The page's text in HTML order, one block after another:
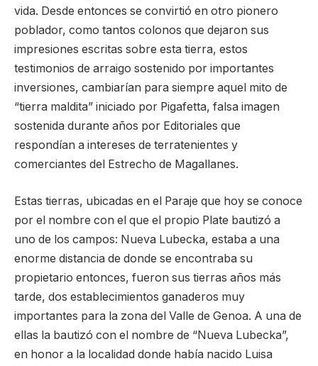
vida. Desde entonces se convirtió en otro pionero
poblador, como tantos colonos que dejaron sus
impresiones escritas sobre esta tierra, estos
testimonios de arraigo sostenido por importantes
inversiones, cambiarían para siempre aquel mito de
“tierra maldita” iniciado por Pigafetta, falsa imagen
sostenida durante años por Editoriales que
respondían a intereses de terratenientes y
comerciantes del Estrecho de Magallanes.
Estas tierras, ubicadas en el Paraje que hoy se conoce
por el nombre con el que el propio Plate bautizó a
uno de los campos: Nueva Lubecka, estaba a una
enorme distancia de donde se encontraba su
propietario entonces, fueron sus tierras años más
tarde, dos establecimientos ganaderos muy
importantes para la zona del Valle de Genoa. A una de
ellas la bautizó con el nombre de “Nueva Lubecka”,
en honor a la localidad donde había nacido Luisa